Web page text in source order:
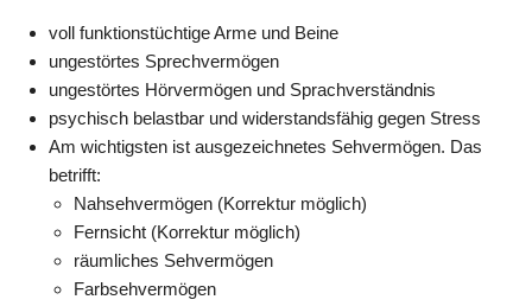
voll funk­ti­ons­tüch­ti­ge Arme und Beine
unge­stör­tes Sprechvermögen
unge­stör­tes Hör­ver­mö­gen und Sprachverständnis
psy­chisch belast­bar und wider­stands­fä­hig gegen Stress
Am wich­tigs­ten ist aus­ge­zeich­ne­tes Seh­ver­mö­gen. Das
betrifft:
Nah­seh­ver­mö­gen (Kor­rek­tur möglich)
Fern­sicht (Kor­rek­tur möglich)
räum­li­ches Sehvermögen
Farb­seh­ver­mö­gen